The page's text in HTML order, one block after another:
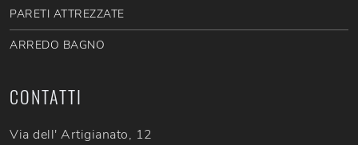
PARETI ATTREZZATE
ARREDO BAGNO
CONTATTI
Via dell' Artigianato, 12